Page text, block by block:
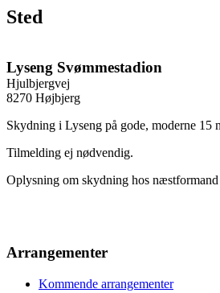
Sted
Lyseng Svømmestadion
Hjulbjergvej
8270 Højbjerg
Skydning i Lyseng på gode, moderne
Tilmelding ej nødvendig.
Oplysning om skydning hos næstformand
Arrangementer
Kommende arrangementer